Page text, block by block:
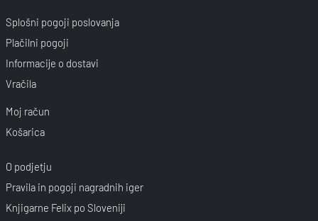
Splošni pogoji poslovanja
Plačilni pogoji
Informacije o dostavi
Vračila
Moj račun
Košarica
O podjetju
Pravila in pogoji nagradnih iger
Knjigarne Felix po Sloveniji